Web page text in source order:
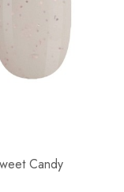
Candy